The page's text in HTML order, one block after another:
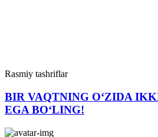
Rasmiy tashriflar
BIR VAQTNING O‘ZIDA
EGA BO‘LING!